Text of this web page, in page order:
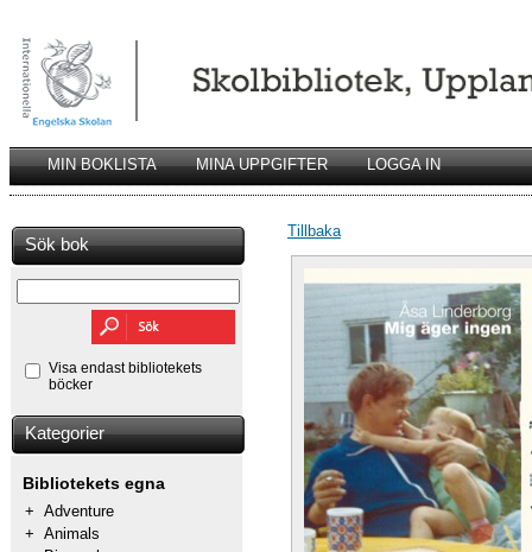
MIN BOKLISTA MINA UPPGIFTER LOGGA IN
Sök bok
Visa endast bibliotekets
böcker
Kategorier
Bibliotekets egna
+ Adventure
+ Animals
Tillbaka